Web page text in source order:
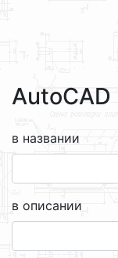
AutoCAD
в названии
в описании